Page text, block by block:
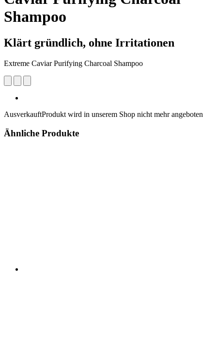
Shampoo
Klärt gründlich, ohne Irritationen
Extreme Caviar Purifying Charcoal Shampoo
AusverkauftProdukt wird in unserem Shop nicht mehr angeboten
Ähnliche Produkte